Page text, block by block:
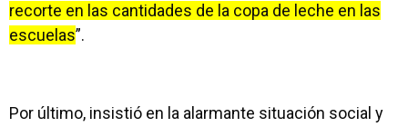
recorte en las cantidades de la copa de leche en las
escuelas”.
Por último, insistió en la alarmante situación social y